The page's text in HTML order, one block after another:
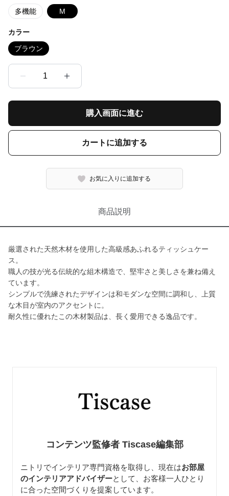
多機能 M
カラー
ブラウン
1
購入画面に進む
カートに追加する
お気に入りに追加する
商品説明
厳選された天然木材を使用した高級感あふれるティッシュケー
ス。
職人の技が光る伝統的な組木構造で、堅牢さと美しさを兼ね備え
ています。
シンプルで洗練されたデザインは和モダンな空間に調和し、上質
な木目が室内のアクセントに。
耐久性に優れたこの木材製品は、長く愛用できる逸品です。
コンテンツ監修者 Tiscase編集部
ニトリでインテリア専門資格を取得し、現在はお部屋
のインテリアアドバイザーとして、お客様一人ひとり
に合った空間づくりを提案しています。